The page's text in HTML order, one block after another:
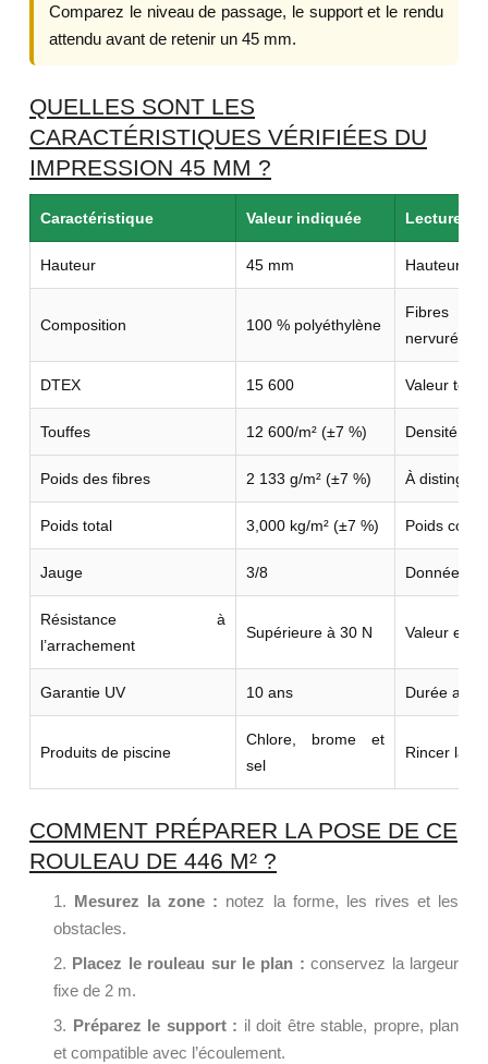
Comparez le niveau de passage, le support et le rendu
attendu avant de retenir un 45 mm.
QUELLES SONT LES
CARACTÉRISTIQUES VÉRIFIÉES DU
IMPRESSION 45 MM ?
Caractéristique Valeur indiquée Lecture
Hauteur 45 mm Hauteur de
Composition 100 % polyéthylène
Fibres
nervurée.
DTEX 15 600 Valeur
Touffes 12 600/m² (±7 %) Densité de
Poids des fibres 2 133 g/m² (±7 %) À
Poids total 3,000 kg/m² (±7 %) Poids
Jauge 3/8 Donnée de
Résistance à
l’arrachement
Supérieure à 30 N Valeur
Garantie UV 10 ans Durée
Produits de piscine
Chlore, brome et
sel
Rincer la
COMMENT PRÉPARER LA POSE DE CE
ROULEAU DE 446 M² ?
Mesurez la zone : notez la forme, les rives et les
obstacles.
Placez le rouleau sur le plan : conservez la largeur
fixe de 2 m.
Préparez le support : il doit être stable, propre, plan
et compatible avec l’écoulement.